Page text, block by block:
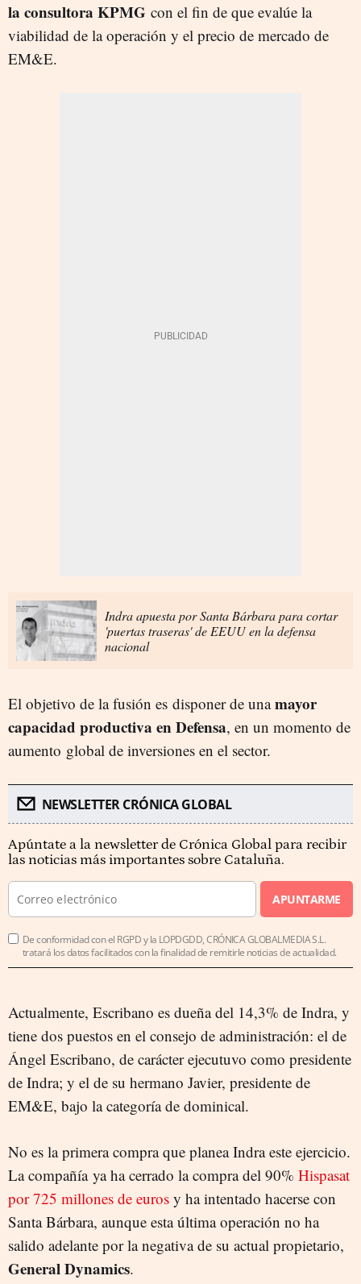
la consultora KPMG con el fin de que evalúe la
viabilidad de la operación y el precio de mercado de
EM&E.
Indra apuesta por Santa Bárbara para cortar
'puertas traseras' de EEUU en la defensa
nacional
El objetivo de la fusión es disponer de unamayor
capacidad productiva en Defensa, en un momento de
aumento global de inversiones en el sector.
NEWSLETTER CRÓNICA GLOBAL
Apúntate a la newsletter de Crónica Global para recibir
las noticias más importantes sobre Cataluña.
APUNTARME
De conformidad con el RGPD y la LOPDGDD, CRÓNICA GLOBALMEDIA S.L.
tratará los datos facilitados con la finalidad de remitirle noticias de actualidad.
Actualmente, Escribano es dueña del 14,3% de Indra, y
tiene dos puestos en el consejo de administración: el de
Ángel Escribano, de carácter ejecutuvo como presidente
de Indra; y el de su hermano Javier, presidente de
EM&E, bajo la categoría de dominical.
No es la primera compra que planea Indra este ejercicio.
La compañía ya ha cerrado la compra del 90% Hispasat
por 725 millones de euros y ha intentado hacerse con
Santa Bárbara, aunque esta última operación no ha
salido adelante por la negativa de su actual propietario,
General Dynamics.